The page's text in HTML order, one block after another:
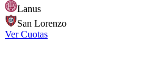
Lanus
San Lorenzo
Ver Cuotas